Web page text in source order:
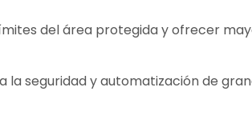
del área protegida y ofrecer
la seguridad y automatización de